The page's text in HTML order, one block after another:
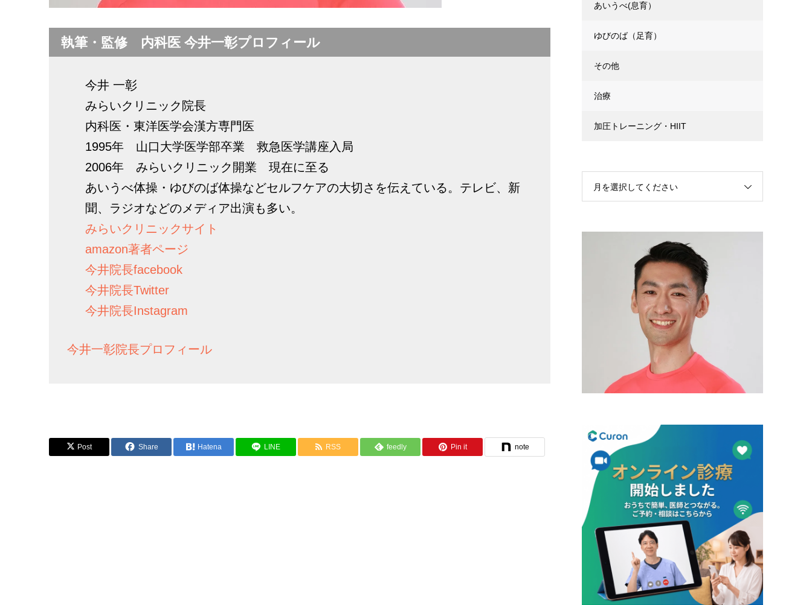
執筆・監修 内科医 今井一彰プロフィール
今井 一彰
みらいクリニック院長
内科医・東洋医学会漢方専門医
1995年 山口大学医学部卒業 救急医学講座入局
2006年 みらいクリニック開業 現在に至る
あいうべ体操・ゆびのば体操などセルフケアの大切さを伝えている。テレビ、新
聞、ラジオなどのメディア出演も多い。
みらいクリニックサイト
amazon著者ページ
今井院長facebook
今井院長Twitter
今井院長Instagram
今井一彰院長プロフィール
Post Share Hatena LINE RSS feedly Pin it note
あいうべ(息育）
ゆびのば（足育）
その他
治療
加圧トレーニング・HIIT
月を選択してください